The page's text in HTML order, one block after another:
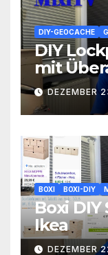
DIY-GEOCACHE
DIY
mit
DEZEMBER
BOXI BOXI-DIY
Boxi
Ikea
DEZEMBER